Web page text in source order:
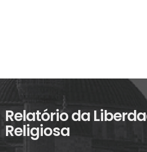
Relatório da
Religiosa